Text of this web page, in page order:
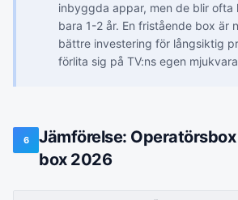
inbyggda appar, men de blir ofta
bara 1-2 år. En fristående box är
bättre investering för långsiktig
förlita sig på TV:ns egen
6
Jämförelse:
box 2026